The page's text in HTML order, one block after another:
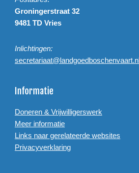
Groningerstraat 32
9481 TD Vries
Inlichtingen:
secretariaat@landgoedboschenvaart.nl
Informatie
Doneren & Vrijwilligerswerk
Meer informatie
Links naar gerelateerde websites
Privacyverklaring